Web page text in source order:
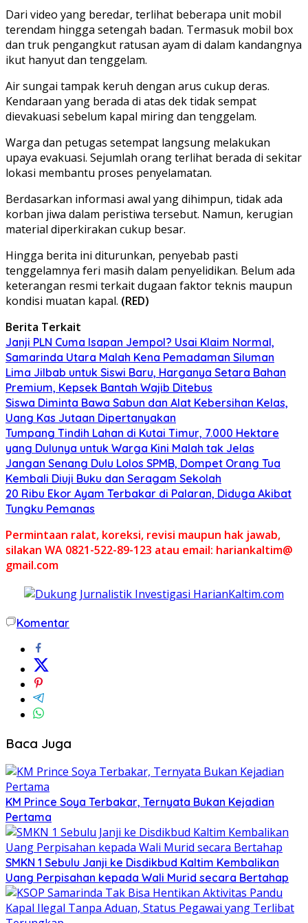
Dari video yang beredar, terlihat beberapa unit mobil
terendam hingga setengah badan. Termasuk mobil box
dan truk pengangkut ratusan ayam di dalam kandangnya
ikut hanyut dan tenggelam.
Air sungai tampak keruh dengan arus cukup deras.
Kendaraan yang berada di atas dek tidak sempat
dievakuasi sebelum kapal miring dan tenggelam.
Warga dan petugas setempat langsung melakukan
upaya evakuasi. Sejumlah orang terlihat berada di sekitar
lokasi membantu proses penyelamatan.
Berdasarkan informasi awal yang dihimpun, tidak ada
korban jiwa dalam peristiwa tersebut. Namun, kerugian
material diperkirakan cukup besar.
Hingga berita ini diturunkan, penyebab pasti
tenggelamnya feri masih dalam penyelidikan. Belum ada
keterangan resmi terkait dugaan faktor teknis maupun
kondisi muatan kapal. (RED)
Berita Terkait
Janji PLN Cuma Isapan Jempol? Usai Klaim Normal,
Samarinda Utara Malah Kena Pemadaman Siluman
Lima Jilbab untuk Siswi Baru, Harganya Setara Bahan
Premium, Kepsek Bantah Wajib Ditebus
Siswa Diminta Bawa Sabun dan Alat Kebersihan Kelas,
Uang Kas Jutaan Dipertanyakan
Tumpang Tindih Lahan di Kutai Timur, 7.000 Hektare
yang Dulunya untuk Warga Kini Malah tak Jelas
Jangan Senang Dulu Lolos SPMB, Dompet Orang Tua
Kembali Diuji Buku dan Seragam Sekolah
20 Ribu Ekor Ayam Terbakar di Palaran, Diduga Akibat
Tungku Pemanas
Permintaan ralat, koreksi, revisi maupun hak jawab,
silakan WA 0821-522-89-123 atau email: hariankaltim@
gmail.com
Komentar
Baca Juga
KM Prince Soya Terbakar, Ternyata Bukan Kejadian
Pertama
SMKN 1 Sebulu Janji ke Disdikbud Kaltim Kembalikan
Uang Perpisahan kepada Wali Murid secara Bertahap